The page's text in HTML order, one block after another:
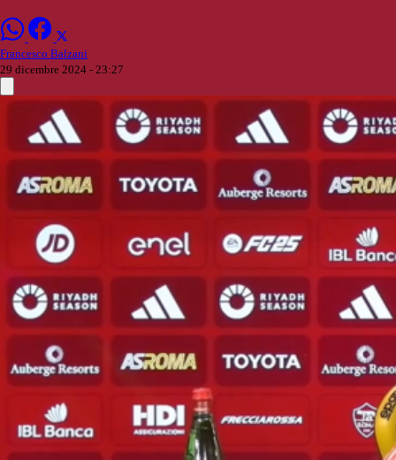
Francesco Balzani
29 dicembre 2024 - 23:27